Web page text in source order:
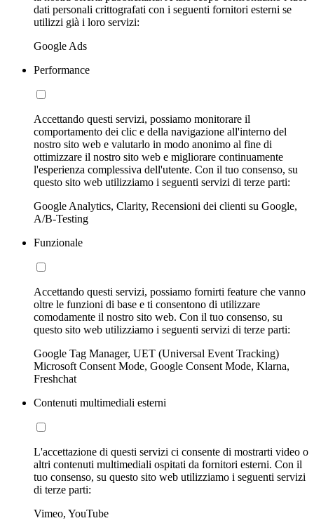
dati personali crittografati con i seguenti fornitori esterni se
utilizzi già i loro servizi:
Google Ads
Performance
Accettando questi servizi, possiamo monitorare il
comportamento dei clic e della navigazione all'interno del
nostro sito web e valutarlo in modo anonimo al fine di
ottimizzare il nostro sito web e migliorare continuamente
l'esperienza complessiva dell'utente. Con il tuo consenso, su
questo sito web utilizziamo i seguenti servizi di terze parti:
Google Analytics, Clarity, Recensioni dei clienti su Google,
A/B-Testing
Funzionale
Accettando questi servizi, possiamo fornirti feature che vanno
oltre le funzioni di base e ti consentono di utilizzare
comodamente il nostro sito web. Con il tuo consenso, su
questo sito web utilizziamo i seguenti servizi di terze parti:
Google Tag Manager, UET (Universal Event Tracking)
Microsoft Consent Mode, Google Consent Mode, Klarna,
Freshchat
Contenuti multimediali esterni
L'accettazione di questi servizi ci consente di mostrarti video o
altri contenuti multimediali ospitati da fornitori esterni. Con il
tuo consenso, su questo sito web utilizziamo i seguenti servizi
di terze parti:
Vimeo, YouTube